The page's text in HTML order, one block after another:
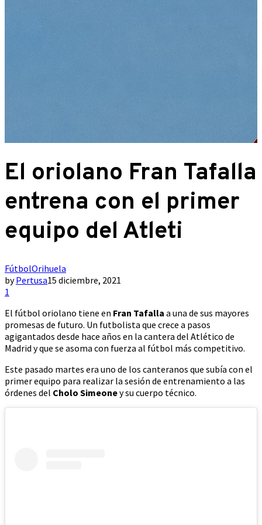
El oriolano Fran Tafalla
entrena con el primer
equipo del Atleti
FútbolOrihuela
byPertusa15 diciembre, 2021
1
El fútbol oriolano tiene en Fran Tafalla a una de sus mayores
promesas de futuro. Un futbolista que crece a pasos
agigantados desde hace años en la cantera del Atlético de
Madrid y que se asoma con fuerza al fútbol más competitivo.
Este pasado martes era uno de los canteranos que subía con el
primer equipo para realizar la sesión de entrenamiento a las
órdenes del Cholo Simeoney su cuerpo técnico.